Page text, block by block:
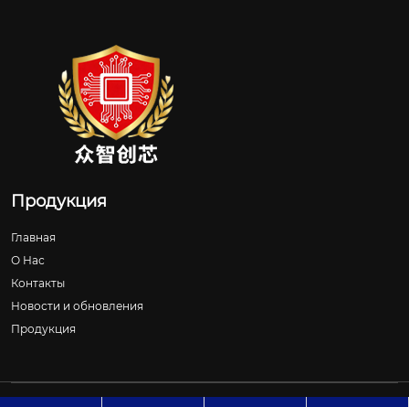
Продукция
Главная
О Нас
Контакты
Новости и обновления
Продукция